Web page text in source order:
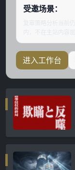
受邀场景：
进入工作台